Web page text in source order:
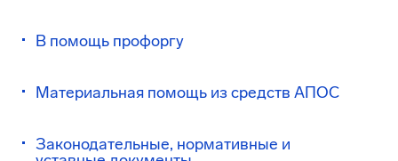
В помощь профоргу
Материальная помощь из средств АПОС
Законодательные, нормативные и